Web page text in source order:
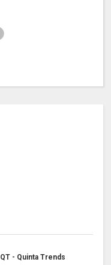
- Quinta Trends